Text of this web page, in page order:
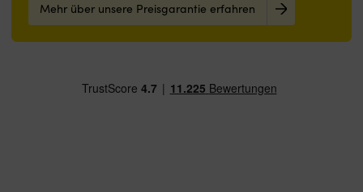
Mehr über unsere Preisgarantie erfahren